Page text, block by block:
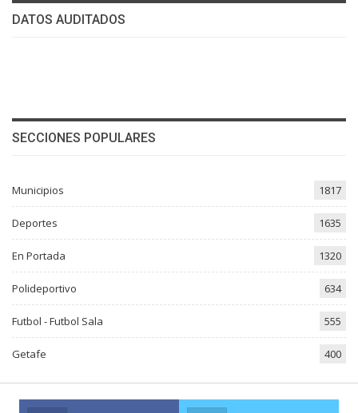
DATOS AUDITADOS
SECCIONES POPULARES
Municipios 1817
Deportes 1635
En Portada 1320
Polideportivo 634
Futbol - Futbol Sala 555
Getafe 400